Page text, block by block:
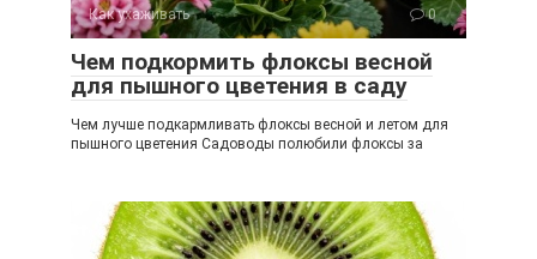
Как ухаживать 0
Чем подкормить флоксы весной
для пышного цветения в саду
Чем лучше подкармливать флоксы весной и летом для
пышного цветения Садоводы полюбили флоксы за